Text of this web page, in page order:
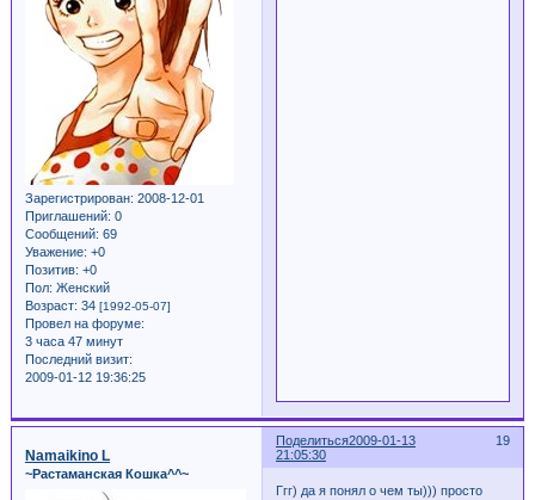
Зарегистрирован: 2008-12-01
Приглашений: 0
Сообщений: 69
Уважение: +0
Позитив: +0
Пол: Женский
Возраст: 34 [1992-05-07]
Провел на форуме:
3 часа 47 минут
Последний визит:
2009-01-12 19:36:25
Поделиться 19
2009-01-13
21:05:30
Namaikino L
~Растаманская Кошка^^~
Ггг) да я понял о чем ты))) просто